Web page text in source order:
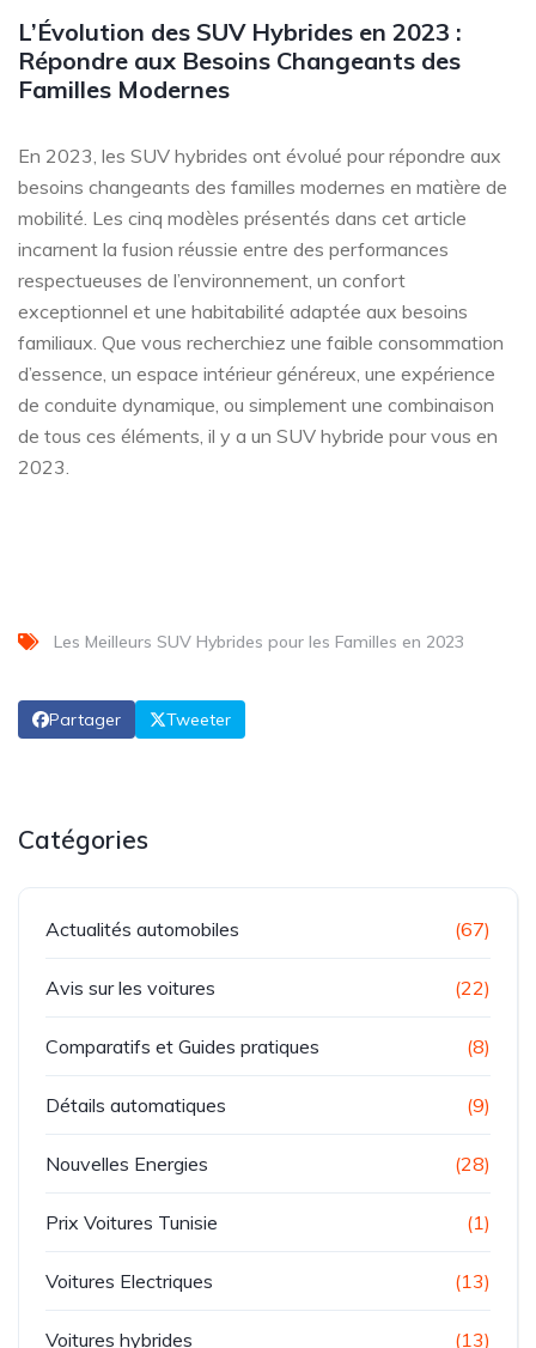
L’Évolution des SUV Hybrides en 2023 :
Répondre aux Besoins Changeants des
Familles Modernes
En 2023, les SUV hybrides ont évolué pour répondre aux
besoins changeants des familles modernes en matière de
mobilité. Les cinq modèles présentés dans cet article
incarnent la fusion réussie entre des performances
respectueuses de l’environnement, un confort
exceptionnel et une habitabilité adaptée aux besoins
familiaux. Que vous recherchiez une faible consommation
d’essence, un espace intérieur généreux, une expérience
de conduite dynamique, ou simplement une combinaison
de tous ces éléments, il y a un SUV hybride pour vous en
2023.
Les Meilleurs SUV Hybrides pour les Familles en 2023
Partager Tweeter
Catégories
Actualités automobiles (67)
Avis sur les voitures (22)
Comparatifs et Guides pratiques (8)
Détails automatiques (9)
Nouvelles Energies (28)
Prix Voitures Tunisie (1)
Voitures Electriques (13)
Voitures hybrides (13)